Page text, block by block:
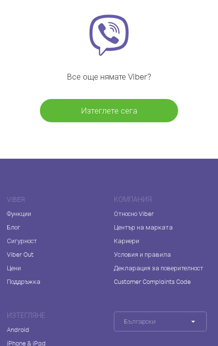
Все още нямате Viber?
Изтеглете сега
VIBER
Функции
Блог
Сигурност
Viber Out
Цени
Поддръжка
КОМПАНИЯ
Относно Viber
Център на марката
Кариери
Условия и правила
Декларация за поверителност
Customer Complaints Code
ИЗТЕГЛЯНЕ
Android
iPhone & iPad
Български